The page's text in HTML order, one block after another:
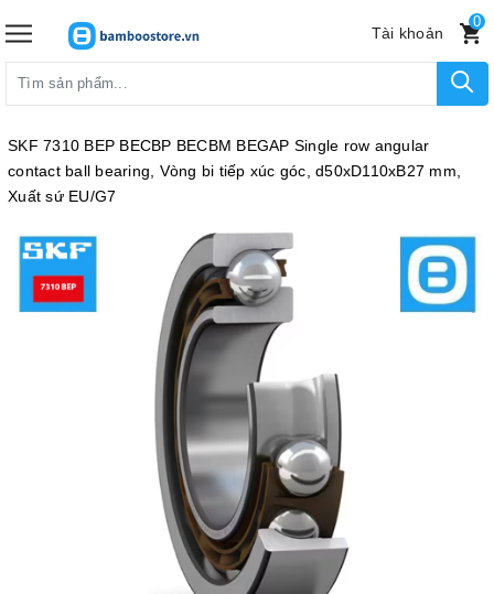
Tài khoản
0
SKF 7310 BEP BECBP BECBM BEGAP Single row angular
contact ball bearing, Vòng bi tiếp xúc góc, d50xD110xB27 mm,
Xuất sứ EU/G7